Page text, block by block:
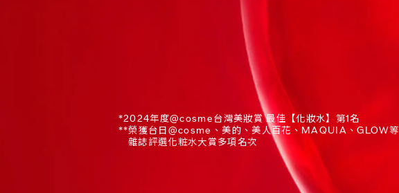
*2024年度@cosme台灣美妝賞 最佳【化妝水】第1名
**榮獲台日@cosme、美的、美人百花、MAQUIA、GLOW等
雜誌評選化粧水大賞多項名次